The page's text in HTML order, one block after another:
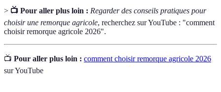
> 📺 Pour aller plus loin : Regarder des conseils pratiques pour
choisir une remorque agricole, recherchez sur YouTube : "comment
choisir remorque agricole 2026".
📺 Pour aller plus loin : comment choisir remorque agricole 2026
sur YouTube